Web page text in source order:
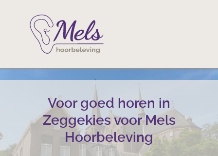
Voor goed horen in
Zeggekies voor Mels
Hoorbeleving